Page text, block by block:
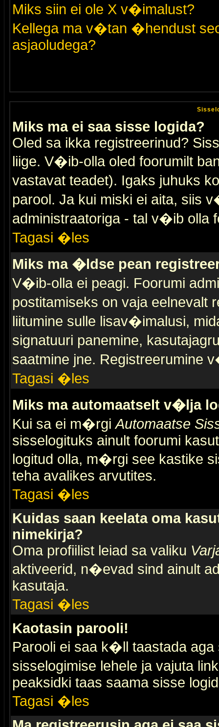
Miks siin ei ole X v�imalust?
Kellega ma v�tan �hendust
asjaoludega?
Miks ma ei saa sisse logida?
Oled sa ikka registreerinud?
liige. V�ib-olla oled foorumilt
vastavat teadet). Igaks juhuks
parool. Ja kui miski ei aita, siis
administraatoriga - tal v�ib olla
Tagasi �les
Miks ma �ldse pean
V�ib-olla ei peagi. Foorumi
postitamiseks on vaja eelnevalt
liitumine sulle lisav�imalusi,
signatuuri panemine,
saatmine jne. Registreerumine
Tagasi �les
Miks ma automaatselt v�lja
Kui sa ei m�rgiAutomaatse
sisselogituks ainult foorumi
logitud olla, m�rgi see kastike
teha avalikes arvutites.
Tagasi �les
Kuidas saan keelata oma
nimekirja?
Oma profiilist leiad sa valiku
aktiveerid, n�evad sind ainult
kasutaja.
Tagasi �les
Kaotasin parooli!
Parooli ei saa k�ll taastada aga
sisselogimise lehele ja vajuta
peaksidki taas saama sisse
Tagasi �les